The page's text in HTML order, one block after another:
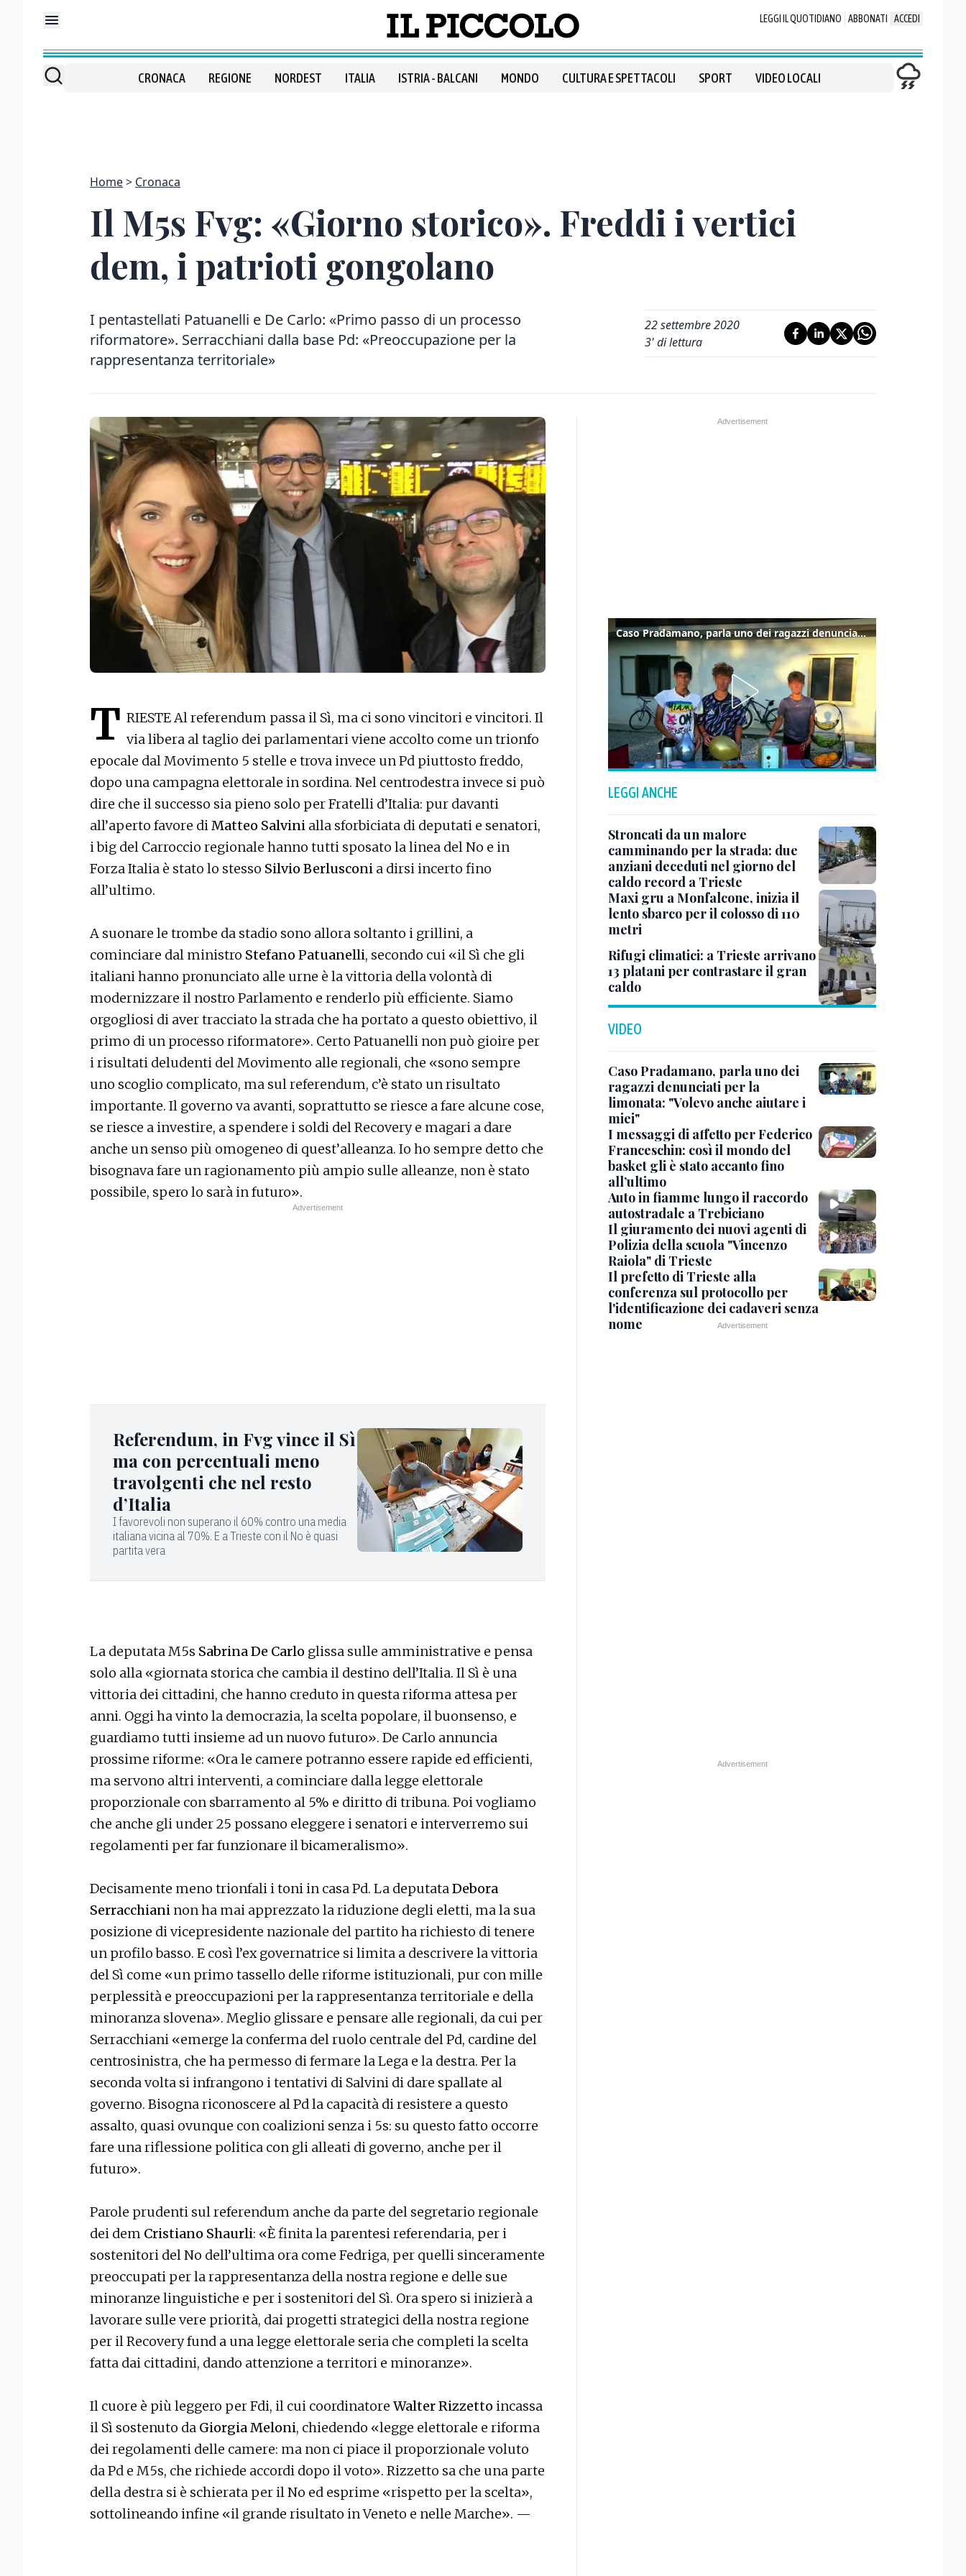
LEGGI IL QUOTIDIANO ABBONATI ACCEDI
CRONACA REGIONE NORDEST ITALIA ISTRIA - BALCANI MONDO CULTURA E SPETTACOLI SPORT VIDEO LOCALI
Home Cronaca
Il M5s Fvg: «Giorno storico». Freddi i vertici
dem, i patrioti gongolano
I pentastellati Patuanelli e De Carlo: «Primo passo di un processo
riformatore». Serracchiani dalla base Pd: «Preoccupazione per la
rappresentanza territoriale»
22 settembre 2020
3' di lettura
T RIESTE Al referendum passa il Sì, ma ci sono vincitori e vincitori. Il
via libera al taglio dei parlamentari viene accolto come un trionfo
epocale dal Movimento 5 stelle e trova invece un Pd piuttosto freddo,
dopo una campagna elettorale in sordina. Nel centrodestra invece si può
dire che il successo sia pieno solo per Fratelli d’Italia: pur davanti
all’aperto favore diMatteo Salvini alla sforbiciata di deputati e senatori,
i big del Carroccio regionale hanno tutti sposato la linea del No e in
Forza Italia è stato lo stesso Silvio Berlusconi a dirsi incerto fino
all’ultimo.
A suonare le trombe da stadio sono allora soltanto i grillini, a
cominciare dal ministro Stefano Patuanelli, secondo cui «il Sì che gli
italiani hanno pronunciato alle urne è la vittoria della volontà di
modernizzare il nostro Parlamento e renderlo più efficiente. Siamo
orgogliosi di aver tracciato la strada che ha portato a questo obiettivo, il
primo di un processo riformatore». Certo Patuanelli non può gioire per
i risultati deludenti del Movimento alle regionali, che «sono sempre
uno scoglio complicato, ma sul referendum, c’è stato un risultato
importante. Il governo va avanti, soprattutto se riesce a fare alcune cose,
se riesce a investire, a spendere i soldi del Recovery e magari a dare
anche un senso più omogeneo di quest’alleanza. Io ho sempre detto che
bisognava fare un ragionamento più ampio sulle alleanze, non è stato
possibile, spero lo sarà in futuro».
Referendum, in Fvg vince il Sì
ma con percentuali meno
travolgenti che nel resto
d’Italia
I favorevoli non superano il 60% contro una media
italiana vicina al 70%. E a Trieste con il No è quasi
partita vera
La deputata M5s Sabrina De Carlo glissa sulle amministrative e pensa
solo alla «giornata storica che cambia il destino dell’Italia. Il Sì è una
vittoria dei cittadini, che hanno creduto in questa riforma attesa per
anni. Oggi ha vinto la democrazia, la scelta popolare, il buonsenso, e
guardiamo tutti insieme ad un nuovo futuro». De Carlo annuncia
prossime riforme: «Ora le camere potranno essere rapide ed efficienti,
ma servono altri interventi, a cominciare dalla legge elettorale
proporzionale con sbarramento al 5% e diritto di tribuna. Poi vogliamo
che anche gli under 25 possano eleggere i senatori e interverremo sui
regolamenti per far funzionare il bicameralismo».
Decisamente meno trionfali i toni in casa Pd. La deputataDebora
Serracchiani non ha mai apprezzato la riduzione degli eletti, ma la sua
posizione di vicepresidente nazionale del partito ha richiesto di tenere
un profilo basso. E così l’ex governatrice si limita a descrivere la vittoria
del Sì come «un primo tassello delle riforme istituzionali, pur con mille
perplessità e preoccupazioni per la rappresentanza territoriale e della
minoranza slovena». Meglio glissare e pensare alle regionali, da cui per
Serracchiani «emerge la conferma del ruolo centrale del Pd, cardine del
centrosinistra, che ha permesso di fermare la Lega e la destra. Per la
seconda volta si infrangono i tentativi di Salvini di dare spallate al
governo. Bisogna riconoscere al Pd la capacità di resistere a questo
assalto, quasi ovunque con coalizioni senza i 5s: su questo fatto occorre
fare una riflessione politica con gli alleati di governo, anche per il
futuro».
Parole prudenti sul referendum anche da parte del segretario regionale
dei dem Cristiano Shaurli: «È finita la parentesi referendaria, per i
sostenitori del No dell’ultima ora come Fedriga, per quelli sinceramente
preoccupati per la rappresentanza della nostra regione e delle sue
minoranze linguistiche e per i sostenitori del Sì. Ora spero si inizierà a
lavorare sulle vere priorità, dai progetti strategici della nostra regione
per il Recovery fund a una legge elettorale seria che completi la scelta
fatta dai cittadini, dando attenzione a territori e minoranze».
Il cuore è più leggero per Fdi, il cui coordinatore Walter Rizzetto incassa
il Sì sostenuto da Giorgia Meloni, chiedendo «legge elettorale e riforma
dei regolamenti delle camere: ma non ci piace il proporzionale voluto
da Pd e M5s, che richiede accordi dopo il voto». Rizzetto sa che una parte
della destra si è schierata per il No ed esprime «rispetto per la scelta»,
sottolineando infine «il grande risultato in Veneto e nelle Marche». —
Caso Pradamano, parla uno dei ragazzi denunciati per la limonata: "Volevo anche aiutare i miei"
LEGGI ANCHE
Stroncati da un malore
camminando per la strada: due
anziani deceduti nel giorno del
caldo record a Trieste
Maxi gru a Monfalcone, inizia il
lento sbarco per il colosso di 110
metri
Rifugi climatici: a Trieste arrivano
13 platani per contrastare il gran
caldo
VIDEO
Caso Pradamano, parla uno dei
ragazzi denunciati per la
limonata: "Volevo anche aiutare i
miei"
I messaggi di affetto per Federico
Franceschin: così il mondo del
basket gli è stato accanto fino
all’ultimo
Auto in fiamme lungo il raccordo
autostradale a Trebiciano
Il giuramento dei nuovi agenti di
Polizia della scuola "Vincenzo
Raiola" di Trieste
Il prefetto di Trieste alla
conferenza sul protocollo per
l'identificazione dei cadaveri senza
nome